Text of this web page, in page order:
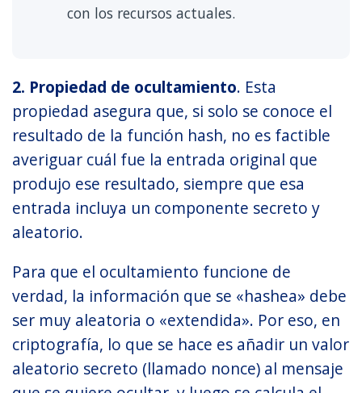
con los recursos actuales.
2. Propiedad de ocultamiento. Esta
propiedad asegura que, si solo se conoce el
resultado de la función hash, no es factible
averiguar cuál fue la entrada original que
produjo ese resultado, siempre que esa
entrada incluya un componente secreto y
aleatorio.
Para que el ocultamiento funcione de
verdad, la información que se «hashea» debe
ser muy aleatoria o «extendida». Por eso, en
criptografía, lo que se hace es añadir un valor
aleatorio secreto (llamado nonce) al mensaje